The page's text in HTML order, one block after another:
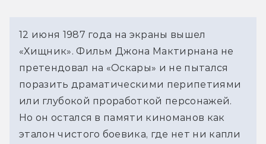
12 июня 1987 года на экраны вышел
«Хищник». Фильм Джона Мактирнана не
претендовал на «Оскары» и не пытался
поразить драматическими перипетиями
или глубокой проработкой персонажей.
Но он остался в памяти киноманов как
эталон чистого боевика, где нет ни капли